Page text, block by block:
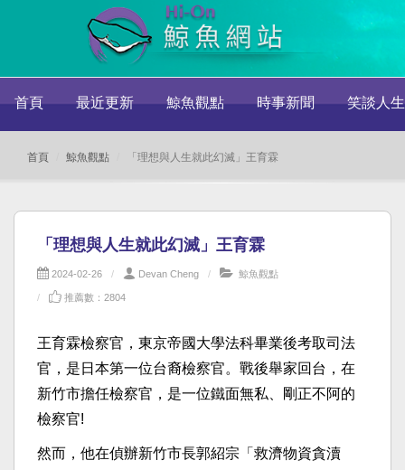
首頁 最近更新 鯨魚觀點 時事新聞 笑談人生
首頁 鯨魚觀點 「理想與人生就此幻滅」王育霖
「理想與人生就此幻滅」王育霖
2024-02-26 Devan Cheng 鯨魚觀點
推薦數：2804
王育霖檢察官，東京帝國大學法科畢業後考取司法
官，是日本第一位台裔檢察官。戰後舉家回台，在
新竹市擔任檢察官，是一位鐵面無私、剛正不阿的
檢察官!
然而，他在偵辦新竹市長郭紹宗「救濟物資貪瀆